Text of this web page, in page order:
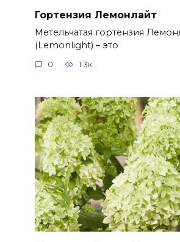
Гортензия Лемонлайт
Метельчатая гортензия
(Lemonlight) – это
0 1.3к.